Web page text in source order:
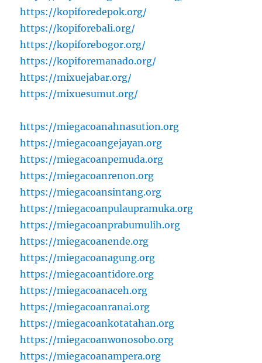
https://kopiforedepok.org/
https://kopiforebali.org/
https://kopiforebogor.org/
https://kopiforemanado.org/
https://mixuejabar.org/
https://mixuesumut.org/
https://miegacoanahnasution.org
https://miegacoangejayan.org
https://miegacoanpemuda.org
https://miegacoanrenon.org
https://miegacoansintang.org
https://miegacoanpulaupramuka.org
https://miegacoanprabumulih.org
https://miegacoanende.org
https://miegacoanagung.org
https://miegacoantidore.org
https://miegacoanaceh.org
https://miegacoanranai.org
https://miegacoankotatahan.org
https://miegacoanwonosobo.org
https://miegacoanampera.org